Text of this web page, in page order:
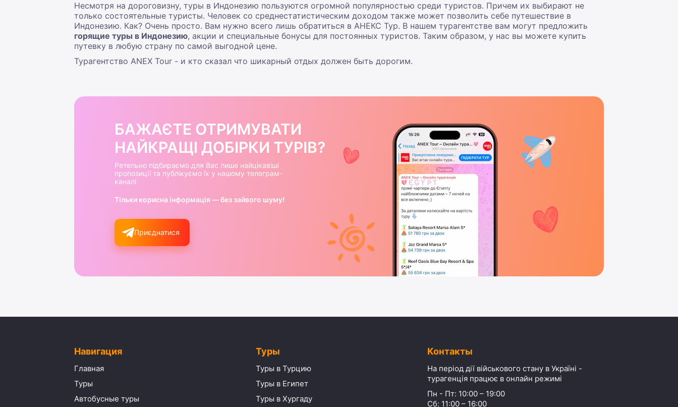
Несмотря на дороговизну, туры в Индонезию пользуются огромной популярностью среди туристов. Причем их выбирают не
только состоятельные туристы. Человек со среднестатистическим доходом также может позволить себе путешествие в
Индонезию. Как? Очень просто. Вам нужно всего лишь обратиться в АНЕКС Тур. В нашем турагентстве вам могут предложить
горящие туры в Индонезию, акции и специальные бонусы для постоянных туристов. Таким образом, у нас вы можете купить
путевку в любую страну по самой выгодной цене.
Турагентство ANEX Tour - и кто сказал что шикарный отдых должен быть дорогим.
БАЖАЄТЕ ОТРИМУВАТИ
НАЙКРАЩІ ДОБІРКИ ТУРІВ?
Ретельно підбираємо для Вас лише найцікавіші
пропозиції та публікуємо їх у нашому телеграм-
каналі
Тільки корисна інформація — без зайвого шуму!
Приєднатися
Навигация
Главная
Туры
Автобусные туры
Туры
Туры в Турцию
Туры в Египет
Туры в Хургаду
Контакты
На період дії військового стану в Україні -
турагенція працює в онлайн режимі
Пн - Пт: 10:00 – 19:00
Сб: 11:00 – 16:00